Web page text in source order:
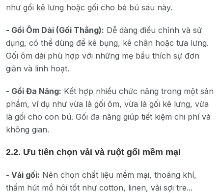
như gối kê lưng hoặc gối cho bé bú sau này.
- Gối Ôm Dài (Gối Thẳng): Dễ dàng điều chỉnh và sử
dụng, có thể dùng để kê bụng, kê chân hoặc tựa lưng.
Gối ôm dài phù hợp với những mẹ bầu thích sự đơn
giản và linh hoạt.
- Gối Đa Năng: Kết hợp nhiều chức năng trong một sản
phẩm, ví dụ như vừa là gối ôm, vừa là gối kê lưng, vừa
là gối cho con bú. Gối đa năng giúp tiết kiệm chi phí và
không gian.
2.2. Ưu tiên chọn vải và ruột gối mềm mại
- Vải gối: Nên chọn chất liệu mềm mại, thoáng khí,
thấm hút mồ hôi tốt như cotton, linen, vải sợi tre...